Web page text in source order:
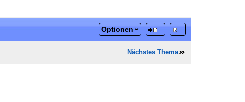
Optionen
Nächstes Thema